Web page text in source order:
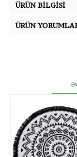
ÜRÜN BILGISI
ÜRÜN